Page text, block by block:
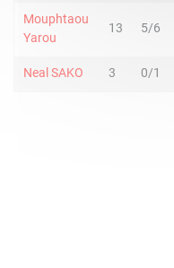
Mouphtaou
Yarou
13 5/6
Neal SAKO 3 0/1